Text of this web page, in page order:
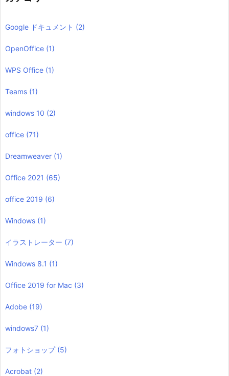
Google ドキュメント (2)
OpenOffice (1)
WPS Office (1)
Teams (1)
windows 10 (2)
office (71)
Dreamweaver (1)
Office 2021 (65)
office 2019 (6)
Windows (1)
イラストレーター (7)
Windows 8.1 (1)
Office 2019 for Mac (3)
Adobe (19)
windows7 (1)
フォトショップ (5)
Acrobat (2)